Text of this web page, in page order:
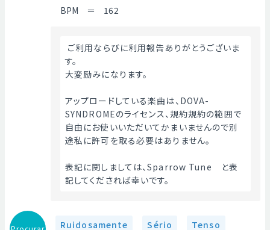
BPM ＝ 162
す。
大変励みになります。
アップロードしている楽曲は、DOVA-
SYNDROMEのライセンス、規約規約の範囲で
自由にお使いいただいてかまいませんので別
途私に許可を取る必要はありません。
表記に関しましては、Sparrow Tune　と表
記してくだされば幸いです。
Ruidosamente Sério Tenso